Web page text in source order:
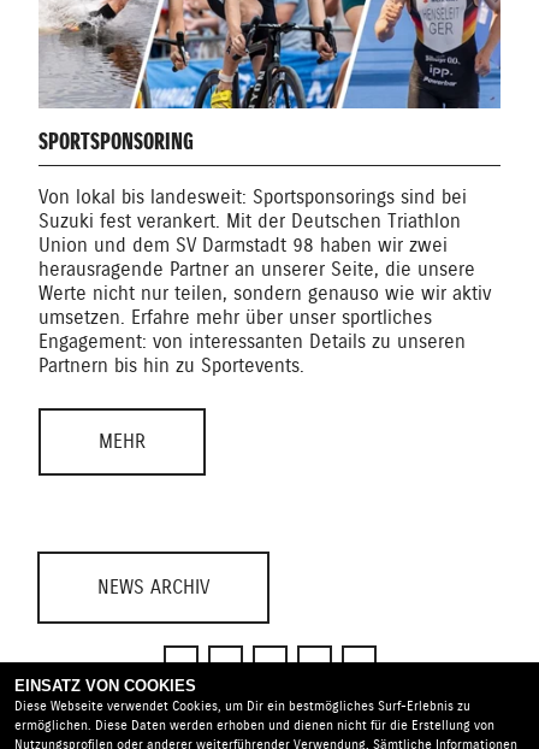
SPORTSPONSORING
Von lokal bis landesweit: Sportsponsorings sind bei
Suzuki fest verankert. Mit der Deutschen Triathlon
Union und dem SV Darmstadt 98 haben wir zwei
herausragende Partner an unserer Seite, die unsere
Werte nicht nur teilen, sondern genauso wie wir aktiv
umsetzen. Erfahre mehr über unser sportliches
Engagement: von interessanten Details zu unseren
Partnern bis hin zu Sportevents.
MEHR
NEWS ARCHIV
<
EINSATZ VON COOKIES
Diese Webseite verwendet Cookies, um Dir ein bestmögliches Surf-Erlebnis zu
ermöglichen. Diese Daten werden erhoben und dienen nicht für die Erstellung von
Nutzungsprofilen oder anderer weiterführender Verwendung. Sämtliche Informationen